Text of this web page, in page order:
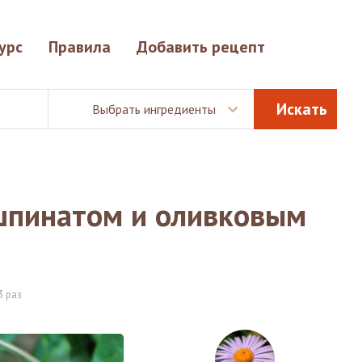
Правила Добавить рецепт
Выбрать ингредиенты
и оливковым
раз